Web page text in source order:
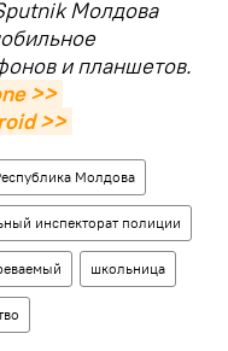
Молдова
и планшетов.
>>
>>
Молдова
инспекторат полиции
школьница